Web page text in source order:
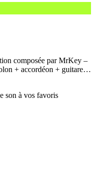
composée par MrKey –
+ accordéon + guitare…